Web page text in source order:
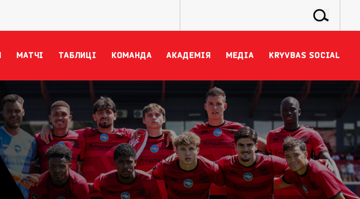
МАТЧІ ТАБЛИЦІ КОМАНДА АКАДЕМІЯ МЕДІА KRYVBAS SOCIAL